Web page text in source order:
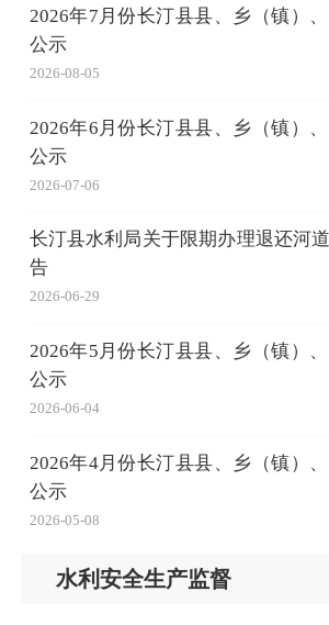
2026年7月份长汀县县、乡（镇）
公示
2026-08-05
2026年6月份长汀县县、乡（镇）
公示
2026-07-06
长汀县水利局关于限期办理退还河
告
2026-06-29
2026年5月份长汀县县、乡（镇）
公示
2026-06-04
2026年4月份长汀县县、乡（镇）
公示
2026-05-08
水利安全生产监督